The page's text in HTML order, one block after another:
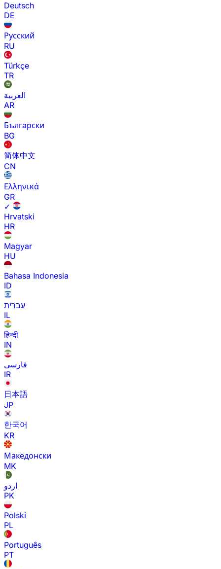
Deutsch
DE
Русский
RU
Türkçe
TR
العربية
AR
Български
BG
简体中文
CN
Ελληνικά
GR
✓
Hrvatski
HR
Magyar
HU
Bahasa Indonesia
ID
עברית
IL
हिन्दी
IN
فارسی
IR
日本語
JP
한국어
KR
Македонски
MK
اردو
PK
Polski
PL
Português
PT